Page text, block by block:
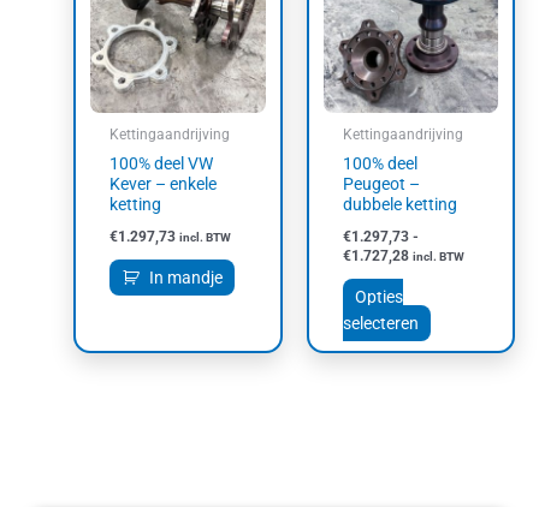
Kettingaandrijving
100% deel VW
Kever – enkele
ketting
€1.297,73 incl. BTW
In mandje
Kettingaandrijving
100% deel
Peugeot –
dubbele ketting
€1.297,73 -
€1.727,28 incl. BTW
Opties
selecteren
meerdere
variaties.
Deze
optie
gekozen
op